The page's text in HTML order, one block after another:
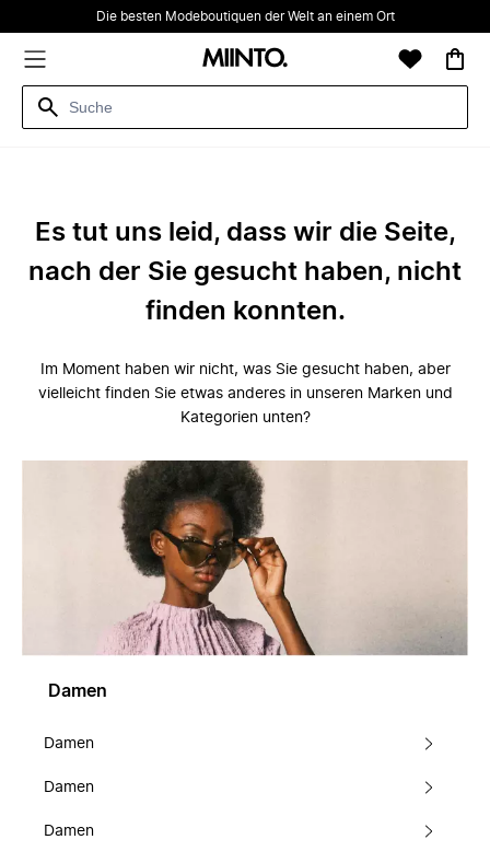
Die besten Modeboutiquen der Welt an einem Ort
Es tut uns leid, dass wir die Seite,
nach der Sie gesucht haben, nicht
finden konnten.
Im Moment haben wir nicht, was Sie gesucht haben, aber
vielleicht finden Sie etwas anderes in unseren Marken und
Kategorien unten?
Damen
Damen
Damen
Damen